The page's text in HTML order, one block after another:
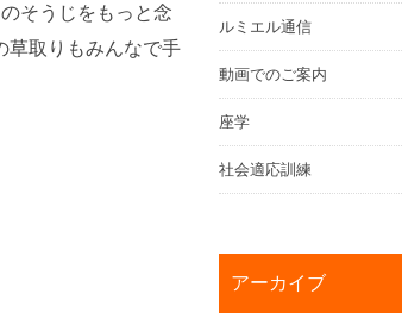
そうじをもっと念
草取りもみんなで手
ルミエル通信
動画でのご案内
座学
社会適応訓練
アーカイブ